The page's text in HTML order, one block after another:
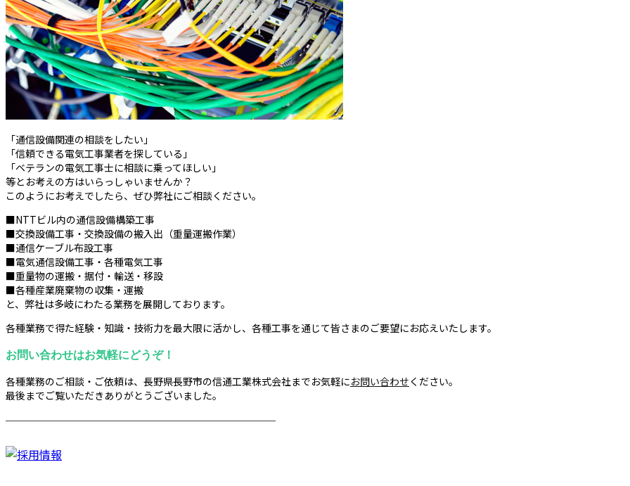
「通信設備関連の相談をしたい」
「信頼できる電気工事業者を探している」
「ベテランの電気工事士に相談に乗ってほしい」
等とお考えの方はいらっしゃいませんか？
このようにお考えでしたら、ぜひ弊社にご相談ください。
■NTTビル内の通信設備構築工事
■交換設備工事・交換設備の搬入出（重量運搬作業）
■通信ケーブル布設工事
■電気通信設備工事・各種電気工事
■重量物の運搬・据付・輸送・移設
■各種産業廃棄物の収集・運搬
と、弊社は多岐にわたる業務を展開しております。
各種業務で得た経験・知識・技術力を最大限に活かし、各種工事を通じて皆さまのご要望にお応えいたします。
お問い合わせはお気軽にどうぞ！
各種業務のご相談・ご依頼は、長野県長野市の信通工業株式会社までお気軽にお問い合わせ ください。
最後までご覧いただきありがとうございました。
────────────────────────